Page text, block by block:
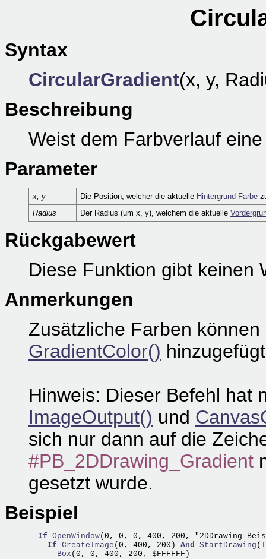
Syntax
CircularGradient(x, y,
Beschreibung
Weist dem Farbverlauf
Parameter
x, y Die Position, welcher die aktuelle Hintergrund-Farbe
Radius
Der Radius (um x, y), welchem die aktuelle
Rückgabewert
Diese Funktion gibt keinen
Anmerkungen
Zusätzliche Farben
GradientColor()
Hinweis: Dieser Befehl hat
ImageOutput() und
sich nur dann auf die
#PB_2DDrawing_Gradient
gesetzt wurde.
Beispiel
If OpenWindow(0, 0, 0, 400, 200, "2DDrawing
If CreateImage (0, 400, 200) And StartDrawing (
      Box
(0, 0, 400, 200, $FFFFFF)